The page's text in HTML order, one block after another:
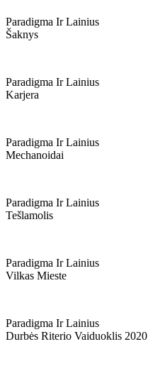
Paradigma Ir Lainius
Šaknys
Paradigma Ir Lainius
Karjera
Paradigma Ir Lainius
Mechanoidai
Paradigma Ir Lainius
Tešlamolis
Paradigma Ir Lainius
Vilkas Mieste
Paradigma Ir Lainius
Durbės Riterio Vaiduoklis 2020